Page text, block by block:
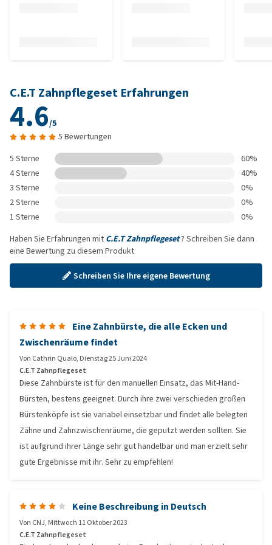
C.E.T Zahnpflegeset Erfahrungen
4.6/5
5 Bewertungen
5 Sterne
60%
4 Sterne
40%
3 Sterne
0%
2 Sterne
0%
1 Sterne
0%
Haben Sie Erfahrungen mit C.E.T Zahnpflegeset? Schreiben Sie dann
eine Bewertung zu diesem Produkt
Schreiben Sie Ihre eigene Bewertung
Eine Zahnbürste, die alle Ecken und
Zwischenräume findet
Von Cathrin Qualo, Dienstag 25 Juni 2024
C.E.T Zahnpflegeset
Diese Zahnbürste ist für den manuellen Einsatz, das Mit-Hand-
Bürsten, bestens geeignet. Durch ihre zwei verschieden großen
Bürstenköpfe ist sie variabel einsetzbar und findet alle belegten
Zähne und Zahnzwischenräume, die geputzt werden sollten. Sie
ist aufgrund ihrer Länge sehr gut handelbar und man erzielt sehr
gute Ergebnisse mit ihr. Sehr zu empfehlen!
Keine Beschreibung in Deutsch
Von CNJ, Mittwoch 11 Oktober 2023
C.E.T Zahnpflegeset